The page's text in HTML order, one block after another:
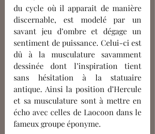
du cycle où il apparait de manière
discernable, est modelé par un
savant jeu d’ombre et dégage un
sentiment de puissance. Celui-ci est
dû à la musculature savamment
dessinée dont l’inspiration tient
sans hésitation à la statuaire
antique. Ainsi la position d’Hercule
et sa musculature sont à mettre en
écho avec celles de Laocoon dans le
fameux groupe éponyme.